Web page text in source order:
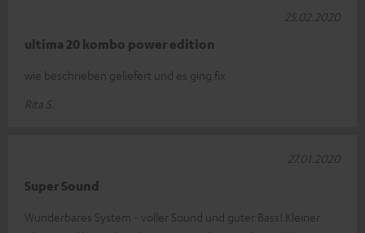
ultima 20 kombo power edition
wie beschrieben geliefert und es ging fix
Rita S.
25.02.2020
Super Sound
Wunderbares System - voller Sound und guter Bass! Kleiner
27.01.2020